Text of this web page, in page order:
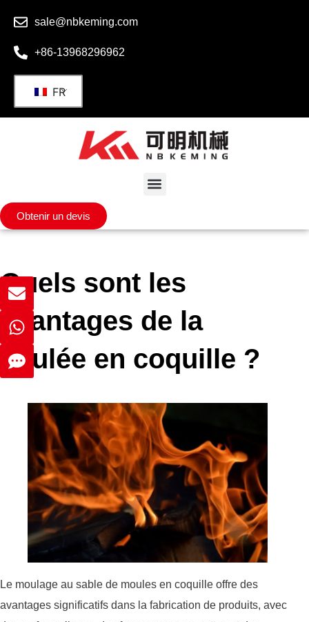
sale@nbkeming.com
+86-13968296962
FR
Obtenir un devis
Quels sont les
avantages de la
coulée en coquille ?
Le moulage au sable de moules en coquille offre des
avantages significatifs dans la fabrication de produits, avec